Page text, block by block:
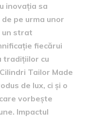
inovația sa
pe urma unor
un strat
fiecărui
tradițiilor cu
Tailor Made
de lux, ci și o
vorbește
Impactul